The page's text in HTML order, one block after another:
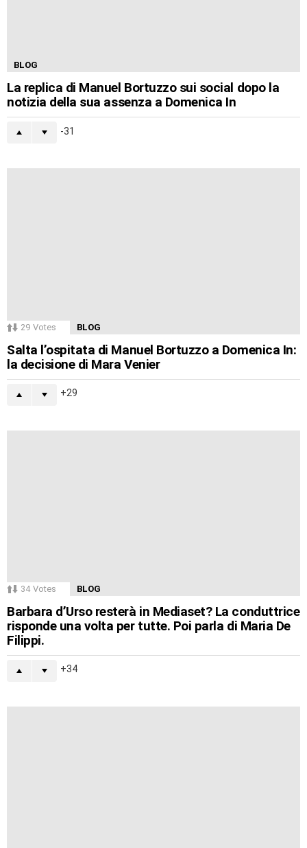
BLOG
La replica di Manuel Bortuzzo sui social dopo la
notizia della sua assenza a Domenica In
-31
29 Votes BLOG
Salta l’ospitata di Manuel Bortuzzo a Domenica In:
la decisione di Mara Venier
29
34 Votes BLOG
Barbara d’Urso resterà in Mediaset? La conduttrice
risponde una volta per tutte. Poi parla di Maria De
Filippi.
34